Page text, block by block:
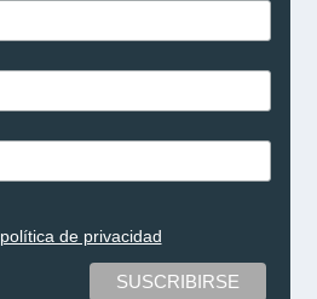
política de privacidad